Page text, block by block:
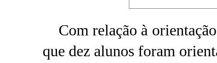
Com relação à
que dez alunos foram